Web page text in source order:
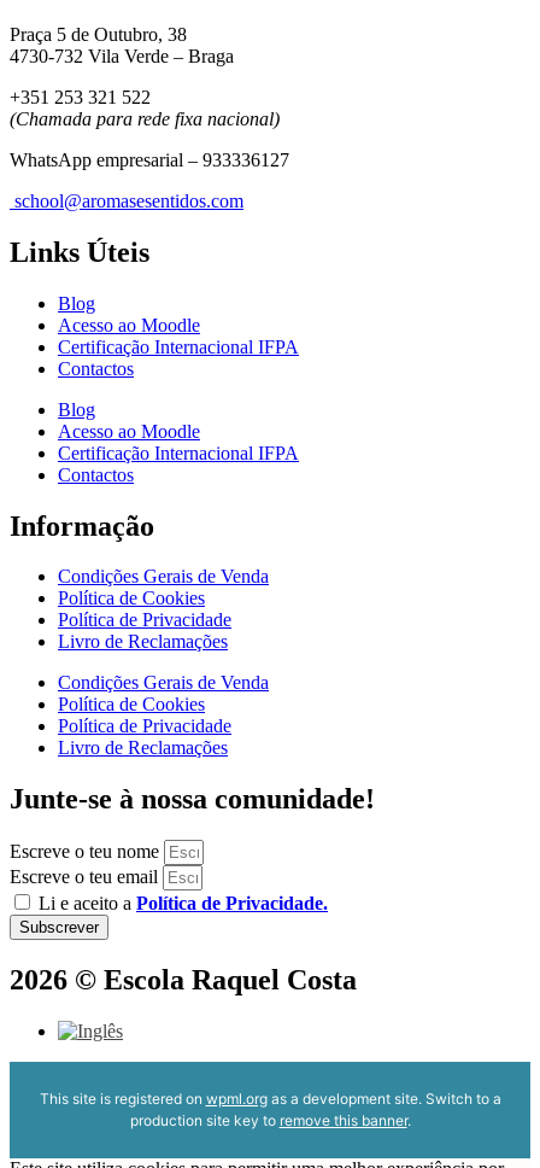
Praça 5 de Outubro, 38
4730-732 Vila Verde – Braga
+351 253 321 522
(Chamada para rede fixa nacional)
WhatsApp empresarial – 933336127
school@aromasesentidos.com
Links Úteis
Blog
Acesso ao Moodle
Certificação Internacional IFPA
Contactos
Blog
Acesso ao Moodle
Certificação Internacional IFPA
Contactos
Informação
Condições Gerais de Venda
Política de Cookies
Política de Privacidade
Livro de Reclamações
Condições Gerais de Venda
Política de Cookies
Política de Privacidade
Livro de Reclamações
Junte-se à nossa comunidade!
Escreve o teu nome
Escreve o teu email
Li e aceito a Política de Privacidade.
Subscrever
2026 © Escola Raquel Costa
This site is registered on wpml.orgas a development site. Switch to a
production site key to remove this banner.